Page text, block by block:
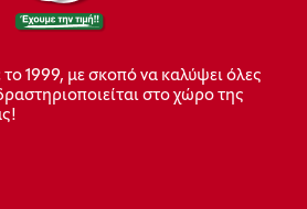
1999, με σκοπό να καλύψει όλες
στο χώρο της